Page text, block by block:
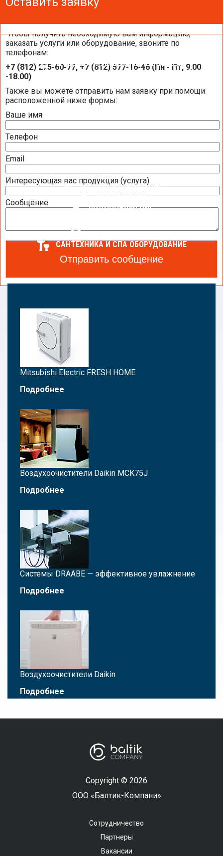
Оставить заявку
Чтобы получить необходимую вам информацию,
заказать услуги или оборудование, звоните по
телефонам:
+7 (812) 275-60-77, +7 (812) 577-16-46 (Пн - Пт, 9.00
-18.00)
Также вы можете отправить нам заявку при помощи
расположенной ниже формы:
Ваше имя
Телефон
Email
Интересующая вас продукция (услуга)
Сообщение
ОЧИСТКА И УВЛАЖНЕНИЕ ВОЗДУХА
ВОЗДУХООЧИСТИТЕЛИ УВЛАЖНИТЕЛИ DAIKIN
СИСТЕМЫ УВЛАЖНЕНИЯ ВОЗДУХА BUHLER-AHS
КОНДИЦИОНИРОВАНИЕ
ВЕНТИЛЯЦИЯ
ВОДОСНАБЖЕНИЕ
САНТЕХНИКА И СПА ОБОРУДОВАНИЕ
Mitsubishi Electric FRESH HOME
Подробнее
Воздухоочистители Daikin MCK75J
Подробнее
Системы DRAABE — эффективное увлажнение
Подробнее
Воздухоочистители Daikin
Подробнее
Copyright © 2026
ООО «Балтик-Компани»
Сотрудничество
Партнеры
Вакансии